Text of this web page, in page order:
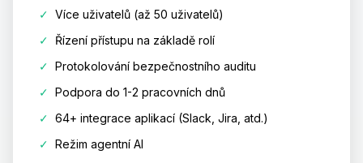
✓ Více uživatelů (až 50 uživatelů)
✓
Řízení přístupu na základě rolí
✓ Protokolování bezpečnostního auditu
✓ Podpora do 1-2 pracovních dnů
✓ 64+ integrace aplikací (Slack, Jira, atd.)
✓ Režim agentní AI